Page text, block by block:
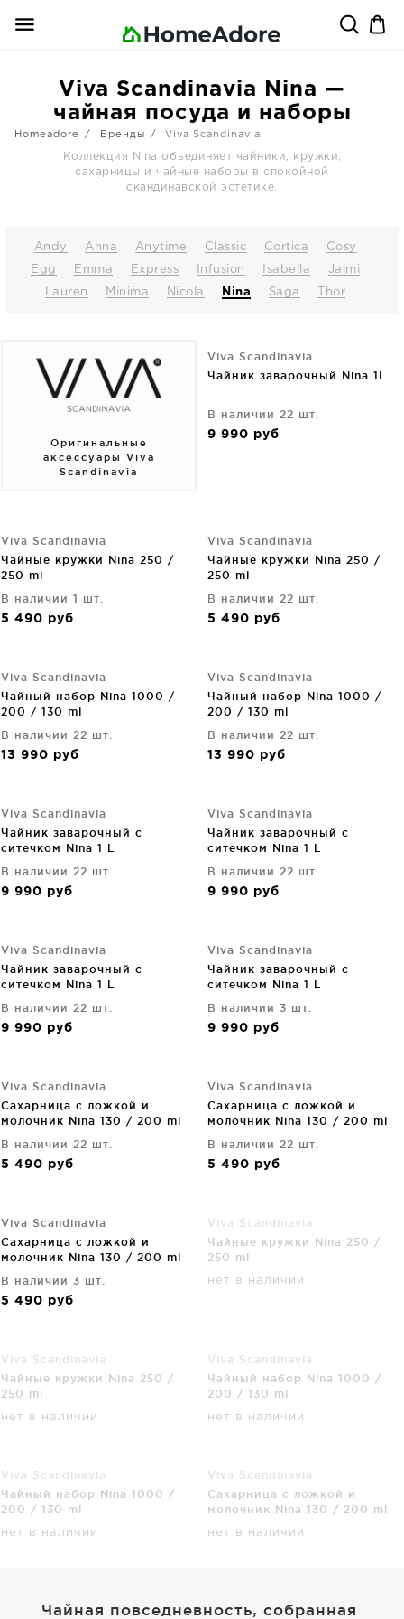
Viva Scandinavia Nina —
чайная посуда и наборы
Homeadore Бренды Viva Scandinavia
Коллекция Nina объединяет чайники, кружки,
сахарницы и чайные наборы в спокойной
скандинавской эстетике.
Andy Annа Anytime Classic Cortica Cosy
Egg Emma Express Infusion Isabella Jaimi
Lauren Minima Nicola Nina Saga Thor
Оригинальные
аксессуары Viva
Scandinavia
Viva Scandinavia
Чайник заварочный Nina 1L
В наличии 22 шт.
9 990 руб
Viva Scandinavia
Чайные кружки Nina 250 /
250 ml
В наличии 1 шт.
5 490 руб
Viva Scandinavia
Чайные кружки Nina 250 /
250 ml
В наличии 22 шт.
5 490 руб
Viva Scandinavia
Чайный набор Nina 1000 /
200 / 130 ml
В наличии 22 шт.
13 990 руб
Viva Scandinavia
Чайный набор Nina 1000 /
200 / 130 ml
В наличии 22 шт.
13 990 руб
Viva Scandinavia
Чайник заварочный с
ситечком Nina 1 L
В наличии 22 шт.
9 990 руб
Viva Scandinavia
Чайник заварочный с
ситечком Nina 1 L
В наличии 22 шт.
9 990 руб
Viva Scandinavia
Чайник заварочный с
ситечком Nina 1 L
В наличии 22 шт.
9 990 руб
Viva Scandinavia
Чайник заварочный с
ситечком Nina 1 L
В наличии 3 шт.
9 990 руб
Viva Scandinavia
Сахарница с ложкой и
молочник Nina 130 / 200 ml
В наличии 22 шт.
5 490 руб
Viva Scandinavia
Сахарница с ложкой и
молочник Nina 130 / 200 ml
В наличии 22 шт.
5 490 руб
Viva Scandinavia
Сахарница с ложкой и
молочник Nina 130 / 200 ml
В наличии 3 шт.
5 490 руб
Viva Scandinavia
Чайные кружки Nina 250 /
250 ml
нет в наличии
Viva Scandinavia
Чайные кружки Nina 250 /
250 ml
нет в наличии
Viva Scandinavia
Чайный набор Nina 1000 /
200 / 130 ml
нет в наличии
Viva Scandinavia
Чайный набор Nina 1000 /
200 / 130 ml
нет в наличии
Viva Scandinavia
Сахарница с ложкой и
молочник Nina 130 / 200 ml
нет в наличии
Чайная повседневность, собранная